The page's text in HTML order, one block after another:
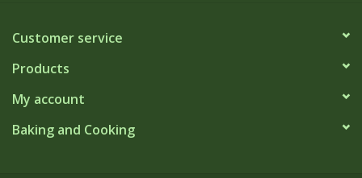
Customer service
Products
My account
Baking and Cooking